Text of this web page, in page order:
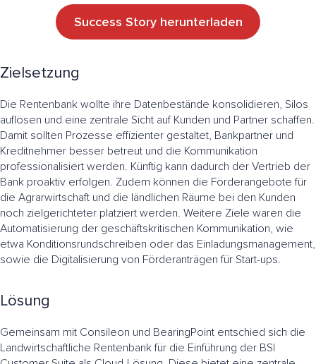
Success Story herunterladen
Zielsetzung
Die Rentenbank wollte ihre Datenbestände konsolidieren, Silos
auflösen und eine zentrale Sicht auf Kunden und Partner schaffen.
Damit sollten Prozesse effizienter gestaltet, Bankpartner und
Kreditnehmer besser betreut und die Kommunikation
professionalisiert werden. Künftig kann dadurch der Vertrieb der
Bank proaktiv erfolgen. Zudem können die Förderangebote für
die Agrarwirtschaft und die ländlichen Räume bei den Kunden
noch zielgerichteter platziert werden. Weitere Ziele waren die
Automatisierung der geschäftskritischen Kommunikation, wie
etwa Konditionsrundschreiben oder das Einladungsmanagement,
sowie die Digitalisierung von Förderanträgen für Start-ups.
Lösung
Gemeinsam mit Consileon und BearingPoint entschied sich die
Landwirtschaftliche Rentenbank für die Einführung der BSI